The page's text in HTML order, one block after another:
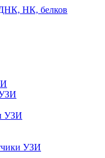
НК, белков
УЗИ
УЗИ